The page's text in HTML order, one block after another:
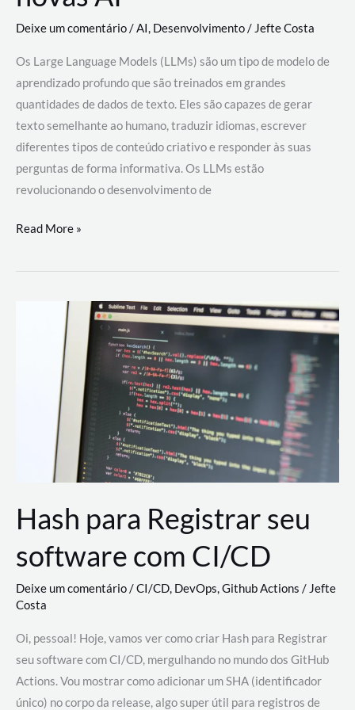
Deixe um comentário/AI, Desenvolvimento/ Jefte Costa
Os Large Language Models (LLMs) são um tipo de modelo de
aprendizado profundo que são treinados em grandes
quantidades de dados de texto. Eles são capazes de gerar
texto semelhante ao humano, traduzir idiomas, escrever
diferentes tipos de conteúdo criativo e responder às suas
perguntas de forma informativa. Os LLMs estão
revolucionando o desenvolvimento de
Large
Models
revolucionando
desenvolvimento
Read More »
Hash para Registrar seu
software com CI/CD
Deixe um comentário/CI/CD, DevOps,Github Actions /Jefte
Costa
Oi, pessoal! Hoje, vamos ver como criar Hash para Registrar
seu software com CI/CD, mergulhando no mundo dos GitHub
Actions. Vou mostrar como adicionar um SHA (identificador
único) no corpo da release, algo super útil para registros de